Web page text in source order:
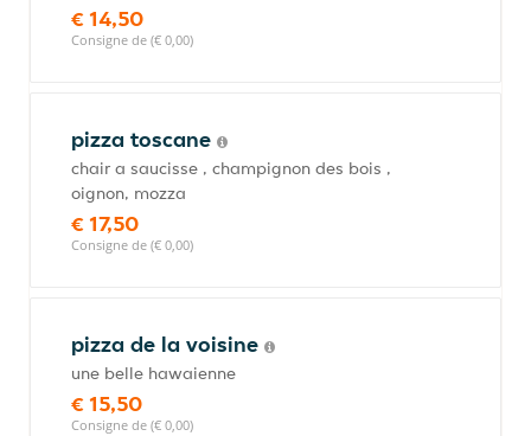
€ 14,50
Consigne de (€ 0,00)
pizza toscane
chair a saucisse , champignon des bois ,
oignon, mozza
€ 17,50
Consigne de (€ 0,00)
pizza de la voisine
une belle hawaienne
€ 15,50
Consigne de (€ 0,00)